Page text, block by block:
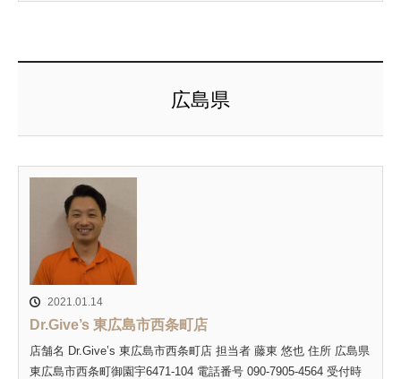
広島県
2021.01.14
Dr.Give’s 東広島市西条町店
店舗名 Dr.Give’s 東広島市西条町店 担当者 藤東 悠也 住所 広島県
東広島市西条町御園宇6471-104 電話番号 090-7905-4564 受付時